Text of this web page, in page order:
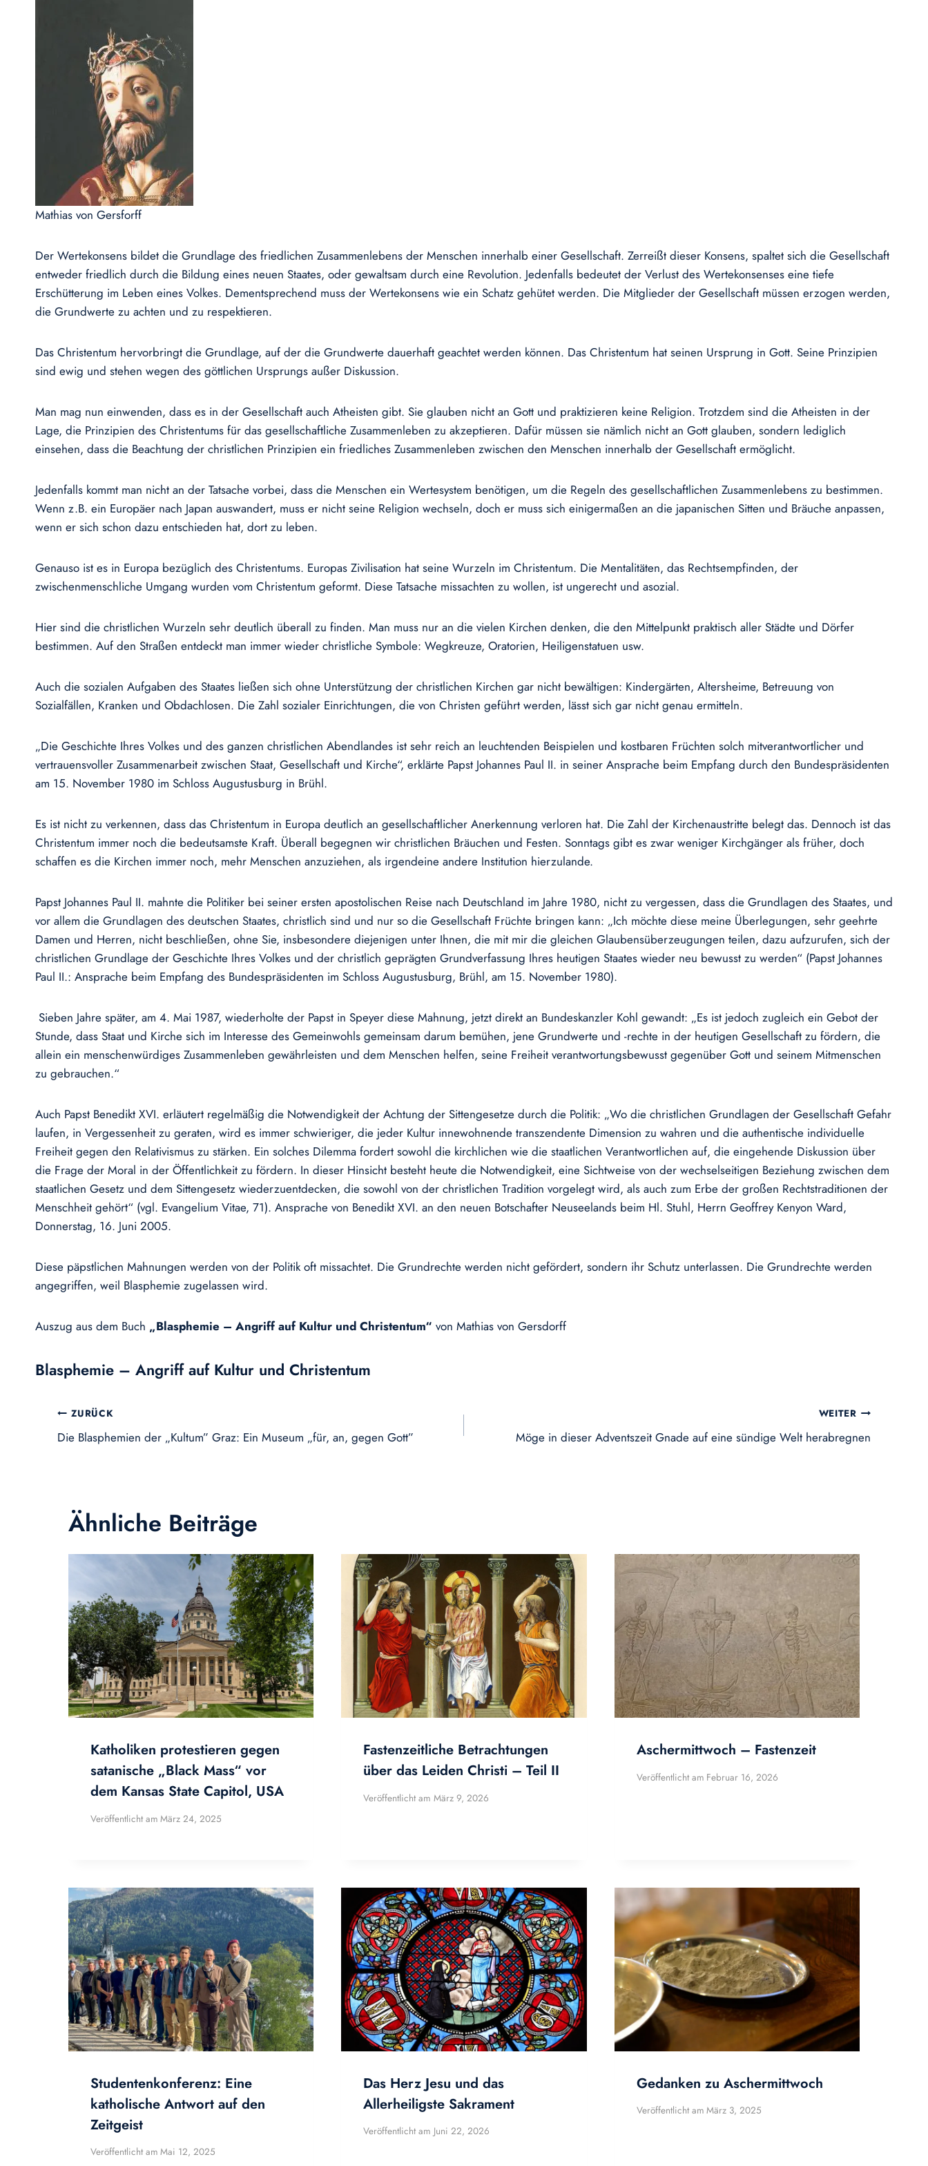
Mathias von Gersforff
Der Wertekonsens bildet die Grundlage des friedlichen Zusammenlebens der Menschen innerhalb einer Gesellschaft. Zerreißt dieser Konsens, spaltet sich die Gesellschaft
entweder friedlich durch die Bildung eines neuen Staates, oder gewaltsam durch eine Revolution. Jedenfalls bedeutet der Verlust des Wertekonsenses eine tiefe
Erschütterung im Leben eines Volkes. Dementsprechend muss der Wertekonsens wie ein Schatz gehütet werden. Die Mitglieder der Gesellschaft müssen erzogen werden,
die Grundwerte zu achten und zu respektieren.
Das Christentum hervorbringt die Grundlage, auf der die Grundwerte dauerhaft geachtet werden können. Das Christentum hat seinen Ursprung in Gott. Seine Prinzipien
sind ewig und stehen wegen des göttlichen Ursprungs außer Diskussion.
Man mag nun einwenden, dass es in der Gesellschaft auch Atheisten gibt. Sie glauben nicht an Gott und praktizieren keine Religion. Trotzdem sind die Atheisten in der
Lage, die Prinzipien des Christentums für das gesellschaftliche Zusammenleben zu akzeptieren. Dafür müssen sie nämlich nicht an Gott glauben, sondern lediglich
einsehen, dass die Beachtung der christlichen Prinzipien ein friedliches Zusammenleben zwischen den Menschen innerhalb der Gesellschaft ermöglicht.
Jedenfalls kommt man nicht an der Tatsache vorbei, dass die Menschen ein Wertesystem benötigen, um die Regeln des gesellschaftlichen Zusammenlebens zu bestimmen.
Wenn z.B. ein Europäer nach Japan auswandert, muss er nicht seine Religion wechseln, doch er muss sich einigermaßen an die japanischen Sitten und Bräuche anpassen,
wenn er sich schon dazu entschieden hat, dort zu leben.
Genauso ist es in Europa bezüglich des Christentums. Europas Zivilisation hat seine Wurzeln im Christentum. Die Mentalitäten, das Rechtsempfinden, der
zwischenmenschliche Umgang wurden vom Christentum geformt. Diese Tatsache missachten zu wollen, ist ungerecht und asozial.
Hier sind die christlichen Wurzeln sehr deutlich überall zu finden. Man muss nur an die vielen Kirchen denken, die den Mittelpunkt praktisch aller Städte und Dörfer
bestimmen. Auf den Straßen entdeckt man immer wieder christliche Symbole: Wegkreuze, Oratorien, Heiligenstatuen usw.
Auch die sozialen Aufgaben des Staates ließen sich ohne Unterstützung der christlichen Kirchen gar nicht bewältigen: Kindergärten, Altersheime, Betreuung von
Sozialfällen, Kranken und Obdachlosen. Die Zahl sozialer Einrichtungen, die von Christen geführt werden, lässt sich gar nicht genau ermitteln.
„Die Geschichte Ihres Volkes und des ganzen christlichen Abendlandes ist sehr reich an leuchtenden Beispielen und kostbaren Früchten solch mitverantwortlicher und
vertrauensvoller Zusammenarbeit zwischen Staat, Gesellschaft und Kirche“, erklärte Papst Johannes Paul II. in seiner Ansprache beim Empfang durch den Bundespräsidenten
am 15. November 1980 im Schloss Augustusburg in Brühl.
Es ist nicht zu verkennen, dass das Christentum in Europa deutlich an gesellschaftlicher Anerkennung verloren hat. Die Zahl der Kirchenaustritte belegt das. Dennoch ist das
Christentum immer noch die bedeutsamste Kraft. Überall begegnen wir christlichen Bräuchen und Festen. Sonntags gibt es zwar weniger Kirchgänger als früher, doch
schaffen es die Kirchen immer noch, mehr Menschen anzuziehen, als irgendeine andere Institution hierzulande.
Papst Johannes Paul II. mahnte die Politiker bei seiner ersten apostolischen Reise nach Deutschland im Jahre 1980, nicht zu vergessen, dass die Grundlagen des Staates, und
vor allem die Grundlagen des deutschen Staates, christlich sind und nur so die Gesellschaft Früchte bringen kann: „Ich möchte diese meine Überlegungen, sehr geehrte
Damen und Herren, nicht beschließen, ohne Sie, insbesondere diejenigen unter Ihnen, die mit mir die gleichen Glaubensüberzeugungen teilen, dazu aufzurufen, sich der
christlichen Grundlage der Geschichte Ihres Volkes und der christlich geprägten Grundverfassung Ihres heutigen Staates wieder neu bewusst zu werden“ (Papst Johannes
Paul II.: Ansprache beim Empfang des Bundespräsidenten im Schloss Augustusburg, Brühl, am 15. November 1980).
Sieben Jahre später, am 4. Mai 1987, wiederholte der Papst in Speyer diese Mahnung, jetzt direkt an Bundeskanzler Kohl gewandt: „Es ist jedoch zugleich ein Gebot der
Stunde, dass Staat und Kirche sich im Interesse des Gemeinwohls gemeinsam darum bemühen, jene Grundwerte und -rechte in der heutigen Gesellschaft zu fördern, die
allein ein menschenwürdiges Zusammenleben gewährleisten und dem Menschen helfen, seine Freiheit verantwortungsbewusst gegenüber Gott und seinem Mitmenschen
zu gebrauchen.“
Auch Papst Benedikt XVI. erläutert regelmäßig die Notwendigkeit der Achtung der Sittengesetze durch die Politik: „Wo die christlichen Grundlagen der Gesellschaft Gefahr
laufen, in Vergessenheit zu geraten, wird es immer schwieriger, die jeder Kultur innewohnende transzendente Dimension zu wahren und die authentische individuelle
Freiheit gegen den Relativismus zu stärken. Ein solches Dilemma fordert sowohl die kirchlichen wie die staatlichen Verantwortlichen auf, die eingehende Diskussion über
die Frage der Moral in der Öffentlichkeit zu fördern. In dieser Hinsicht besteht heute die Notwendigkeit, eine Sichtweise von der wechselseitigen Beziehung zwischen dem
staatlichen Gesetz und dem Sittengesetz wiederzuentdecken, die sowohl von der christlichen Tradition vorgelegt wird, als auch zum Erbe der großen Rechtstraditionen der
Menschheit gehört“ (vgl. Evangelium Vitae, 71). Ansprache von Benedikt XVI. an den neuen Botschafter Neuseelands beim Hl. Stuhl, Herrn Geoffrey Kenyon Ward,
Donnerstag, 16. Juni 2005.
Diese päpstlichen Mahnungen werden von der Politik oft missachtet. Die Grundrechte werden nicht gefördert, sondern ihr Schutz unterlassen. Die Grundrechte werden
angegriffen, weil Blasphemie zugelassen wird.
Auszug aus dem Buch „Blasphemie – Angriff auf Kultur und Christentum“ von Mathias von Gersdorff
Blasphemie – Angriff auf Kultur und Christentum
Beitragsnavigation
ZURÜCK
Die Blasphemien der „Kultum” Graz: Ein Museum „für, an, gegen Gott”
WEITER
Möge in dieser Adventszeit Gnade auf eine sündige Welt herabregnen
Ähnliche Beiträge
Katholiken protestieren gegen
satanische „Black Mass“ vor
dem Kansas State Capitol, USA
Veröffentlicht am März 24, 2025
Fastenzeitliche Betrachtungen
über das Leiden Christi – Teil II
Veröffentlicht am März 9, 2026
Aschermittwoch – Fastenzeit
Veröffentlicht am Februar 16, 2026
Studentenkonferenz: Eine
katholische Antwort auf den
Zeitgeist
Veröffentlicht am Mai 12, 2025
Das Herz Jesu und das
Allerheiligste Sakrament
Veröffentlicht am Juni 22, 2026
Gedanken zu Aschermittwoch
Veröffentlicht am März 3, 2025